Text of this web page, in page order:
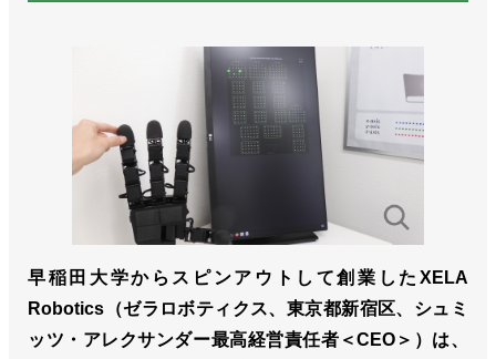
早稲田大学からスピンアウトして創業したXELA
Robotics（ゼラロボティクス、東京都新宿区、シュミ
ッツ・アレクサンダー最高経営責任者＜CEO＞）は、